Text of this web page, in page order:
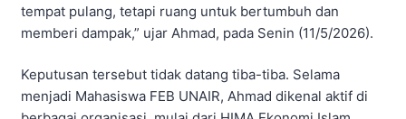
tempat pulang, tetapi ruang untuk bertumbuh dan
memberi dampak,” ujar Ahmad, pada Senin (11/5/2026).
Keputusan tersebut tidak datang tiba-tiba. Selama
menjadi Mahasiswa FEB UNAIR, Ahmad dikenal aktif di